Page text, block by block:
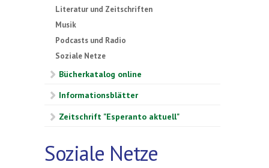
Literatur und Zeitschriften
Musik
Podcasts und Radio
Soziale Netze
Bücherkatalog online
Informationsblätter
Zeitschrift "Esperanto aktuell"
Soziale Netze